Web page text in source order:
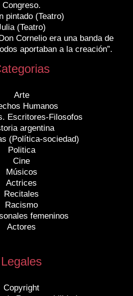
Congreso.
pintado (Teatro)
(Teatro)
Cornelio era una banda de
aportaban a la creación”.
Arte
Humanos
Escritores-Filosofos
argentina
(Política-sociedad)
Politica
Cine
Músicos
Actrices
Recitales
Racismo
femeninos
Actores
Legales
Copyright